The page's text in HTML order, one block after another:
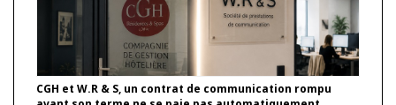
CGH et W.R & S, un contrat de communication rompu